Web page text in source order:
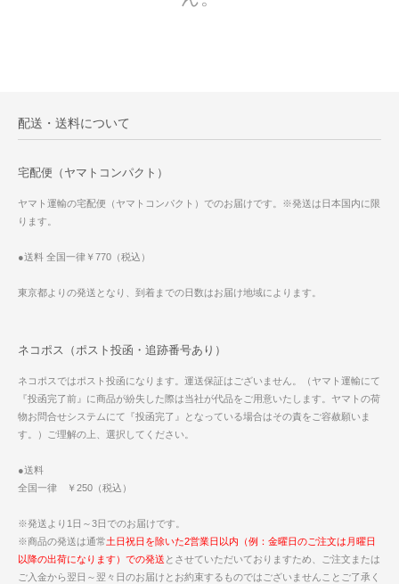
配送・送料について
宅配便（ヤマトコンパクト）
ヤマト運輸の宅配便（ヤマトコンパクト）でのお届けです。※発送は日本国内に限
ります。
●送料 全国一律￥770（税込）
東京都よりの発送となり、到着までの日数はお届け地域によります。
ネコポス（ポスト投函・追跡番号あり）
ネコポスではポスト投函になります。運送保証はございません。（ヤマト運輸にて
『投函完了前』に商品が紛失した際は当社が代品をご用意いたします。ヤマトの荷
物お問合せシステムにて『投函完了』となっている場合はその責をご容赦願いま
す。）ご理解の上、選択してください。
●送料
全国一律 ￥250（税込）
※発送より1日～3日でのお届けです。
※商品の発送は通常土日祝日を除いた2営業日以内（例：金曜日のご注文は月曜日
以降の出荷になります）での発送 とさせていただいておりますため、ご注文または
ご入金から翌日～翌々日のお届けとお約束するものではございませんことご了承く